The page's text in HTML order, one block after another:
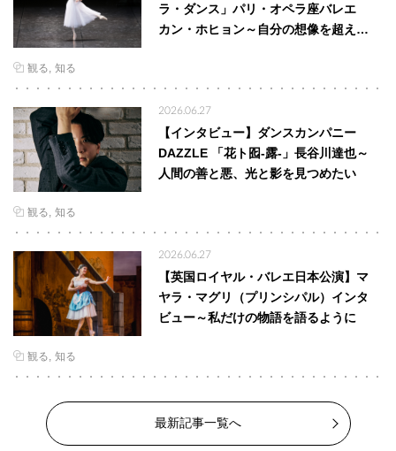
ラ・ダンス」パリ・オペラ座バレエ
カン・ホヒョン～自分の想像を超え…
観る 知る
2026.06.27
【インタビュー】ダンスカンパニー
DAZZLE 「花ト囮-露-」長谷川達也～
人間の善と悪、光と影を見つめたい
観る 知る
2026.06.27
【英国ロイヤル・バレエ日本公演】マ
ヤラ・マグリ（プリンシパル）インタ
ビュー～私だけの物語を語るように
観る 知る
最新記事一覧へ